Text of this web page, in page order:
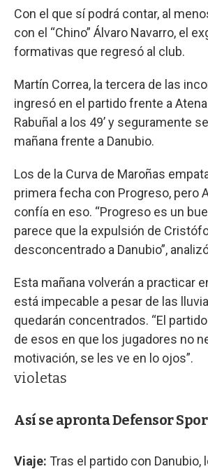
Con el que sí podrá contar, al
con el “Chino” Álvaro Navarro, el
formativas que regresó al club.
Martín Correa, la tercera de las
ingresó en el partido frente a
Rabuñal a los 49’ y seguramente
mañana frente a Danubio.
Los de la Curva de Maroñas
primera fecha con Progreso, pero
confía en eso. “Progreso es un
parece que la expulsión de
desconcentrado a Danubio”,
Esta mañana volverán a practicar
está impecable a pesar de las
quedarán concentrados. “El
de esos en que los jugadores no
motivación, se les ve en lo ojos”.
violetas
Así se apronta Defensor
Viaje: Tras el partido con Danubio,